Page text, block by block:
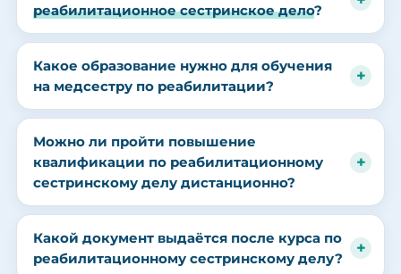
реабилитационное сестринское дело?
Какое образование нужно для обучения
на медсестру по реабилитации?
Можно ли пройти повышение
квалификации по реабилитационному
сестринскому делу дистанционно?
Какой документ выдаётся после курса по
реабилитационному сестринскому делу?